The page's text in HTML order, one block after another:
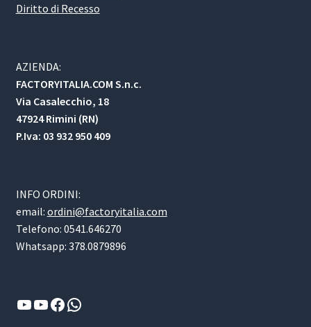
Diritto di Recesso
AZIENDA:
FACTORYITALIA.COM S.n.c.
Via Casalecchio, 18
47924 Rimini (RN)
P.Iva: 03 932 950 409
INFO ORDINI:
email: ordini@factoryitalia.com
Telefono: 0541.646270
Whatsapp: 378.0879896
YouTube
YouTube
Facebook
WhatsApp